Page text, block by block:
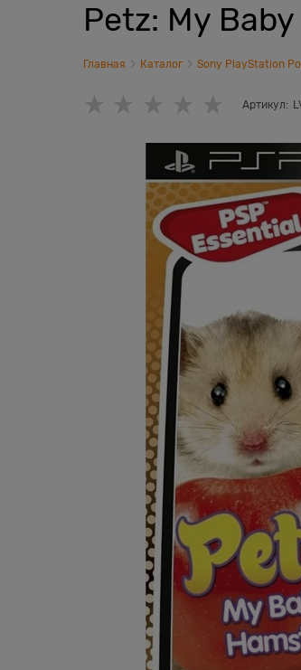
Petz: My
Главная Каталог Sony PlayStation
Артикул: